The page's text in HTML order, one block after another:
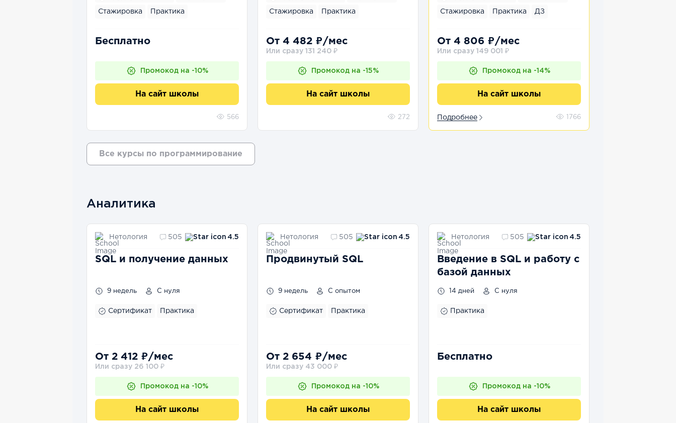
Стажировка Практика
Бесплатно
Промокод на -10%
На сайт школы
566
Стажировка Практика
От 4 482 ₽/мес
Или сразу 131 240 ₽
Промокод на -15%
На сайт школы
272
Стажировка Практика ДЗ
От 4 806 ₽/мес
Или сразу 149 001 ₽
Промокод на -14%
На сайт школы
Подробнее 1766
Все курсы по программирование
Аналитика
Нетология 505 4.5
SQL и получение данных
9 недель С нуля
Сертификат Практика
От 2 412 ₽/мес
Или сразу 26 100 ₽
Промокод на -10%
На сайт школы
Нетология 505 4.5
Продвинутый SQL
9 недель С опытом
Сертификат Практика
От 2 654 ₽/мес
Или сразу 43 000 ₽
Промокод на -10%
На сайт школы
Нетология 505 4.5
Введение в SQL и работу с
базой данных
14 дней С нуля
Практика
Бесплатно
Промокод на -10%
На сайт школы